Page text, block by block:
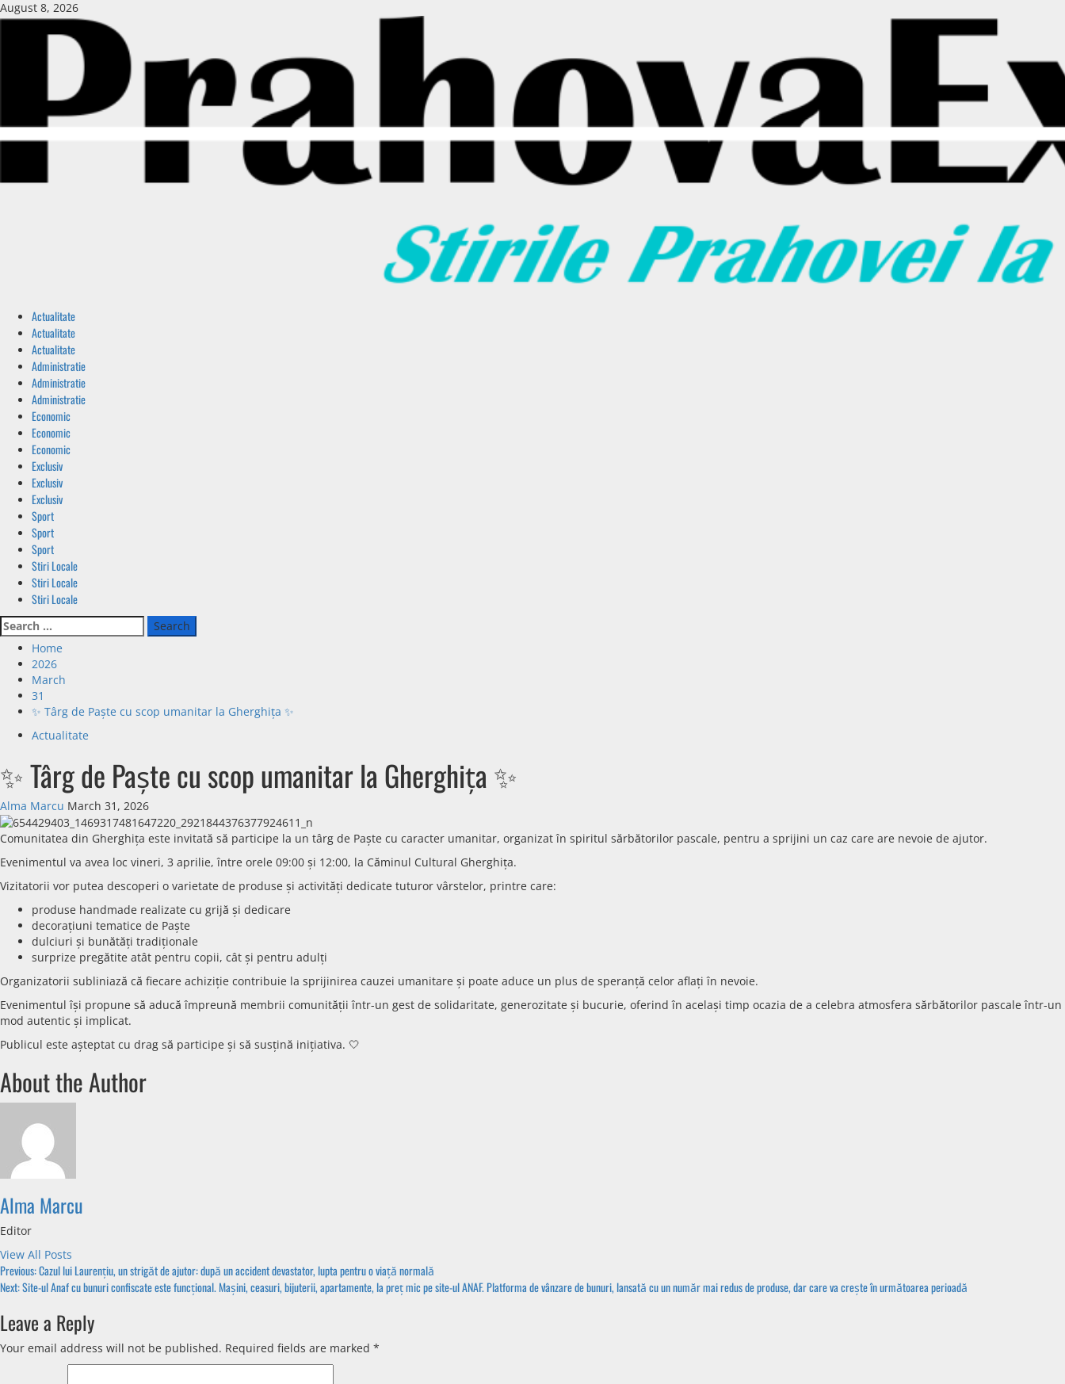
August 8, 2026
Actualitate
Actualitate
Actualitate
Administratie
Administratie
Administratie
Economic
Economic
Economic
Exclusiv
Exclusiv
Exclusiv
Sport
Sport
Sport
Stiri Locale
Stiri Locale
Stiri Locale
Home
2026
March
31
✨ Târg de Paște cu scop umanitar la Gherghița ✨
Actualitate
✨ Târg de Paște cu scop umanitar la Gherghița ✨
Alma Marcu March 31, 2026
Comunitatea din Gherghița este invitată să participe la un târg de Paște cu caracter umanitar, organizat în spiritul sărbătorilor pascale, pentru a sprijini un caz care are nevoie de ajutor.
Evenimentul va avea loc vineri, 3 aprilie, între orele 09:00 și 12:00, la Căminul Cultural Gherghița.
Vizitatorii vor putea descoperi o varietate de produse și activități dedicate tuturor vârstelor, printre care:
produse handmade realizate cu grijă și dedicare
decorațiuni tematice de Paște
dulciuri și bunătăți tradiționale
surprize pregătite atât pentru copii, cât și pentru adulți
Organizatorii subliniază că fiecare achiziție contribuie la sprijinirea cauzei umanitare și poate aduce un plus de speranță celor aflați în nevoie.
Evenimentul își propune să aducă împreună membrii comunității într-un gest de solidaritate, generozitate și bucurie, oferind în același timp ocazia de a celebra atmosfera sărbătorilor pascale într-un
mod autentic și implicat.
Publicul este așteptat cu drag să participe și să susțină inițiativa. 🤍
About the Author
Alma Marcu
Editor
View All Posts
Previous:Cazul lui Laurențiu, un strigăt de ajutor: după un accident devastator, lupta pentru o viață normală
Next:Site-ul Anaf cu bunuri confiscate este funcțional. Mașini, ceasuri, bijuterii, apartamente, la preț mic pe site-ul ANAF. Platforma de vânzare de bunuri, lansată cu un număr mai redus de produse, dar care va crește în următoarea perioadă
Leave a Reply
Your email address will not be published. Required fields are marked *